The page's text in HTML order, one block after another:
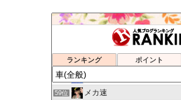
ランキング ポイント
乗ってみたい新車,中古車
HIROMIX BLOG
57位 なんでも情報局
58位 興味のままに解説する研究者
59位 メカ速